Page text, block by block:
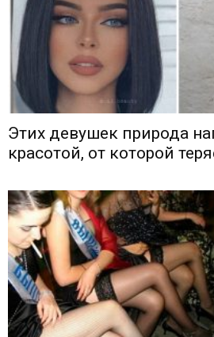
Этих девушек природа
красотой, от которой